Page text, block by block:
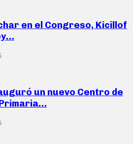
en el Congreso, Kicillof
un nuevo Centro de